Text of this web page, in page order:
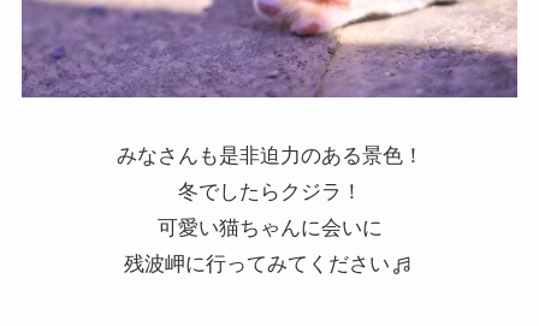
みなさんも是非迫力のある景色！
冬でしたらクジラ！
可愛い猫ちゃんに会いに
残波岬に行ってみてください